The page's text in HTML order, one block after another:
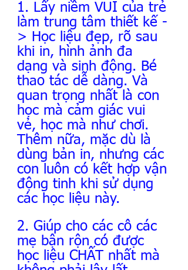
1. Lấy niềm VUI của trẻ
làm trung tâm thiết kế -
> Học liệu đẹp, rõ sau
khi in, hình ảnh đa
dạng và sinh động. Bé
thao tác dễ dàng. Và
quan trọng nhất là con
học mà cảm giác vui
vẻ, học mà như chơi.
Thêm nữa, mặc dù là
dùng bản in, nhưng các
con luôn có kết hợp vận
động tinh khi sử dụng
các học liệu này.
2. Giúp cho các cô các
mẹ bận rộn có được
học liệu CHẤT nhất mà